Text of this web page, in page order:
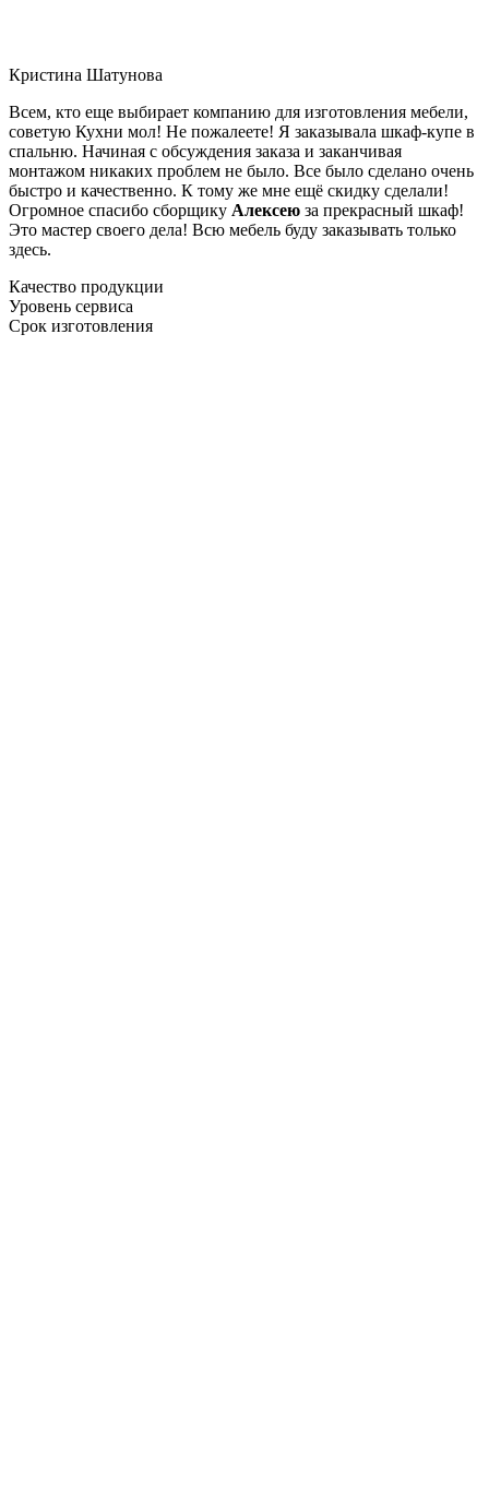
Кристина Шатунова
Всем, кто еще выбирает компанию для изготовления мебели,
советую Кухни мол! Не пожалеете! Я заказывала шкаф-купе в
спальню. Начиная с обсуждения заказа и заканчивая
монтажом никаких проблем не было. Все было сделано очень
быстро и качественно. К тому же мне ещё скидку сделали!
Огромное спасибо сборщику Алексею за прекрасный шкаф!
Это мастер своего дела! Всю мебель буду заказывать только
здесь.
Качество продукции
Уровень сервиса
Срок изготовления